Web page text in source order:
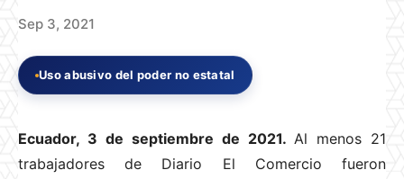
Sep 3, 2021
Uso abusivo del poder no estatal
Ecuador, 3 de septiembre de 2021. Al menos 21
trabajadores de Diario El Comercio fueron